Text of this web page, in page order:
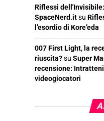
Riflessi
SpaceNerd.itsu
l’esordio di Kore’eda
007 First Light, la
riuscita?su Super
recensione:
videogiocatori